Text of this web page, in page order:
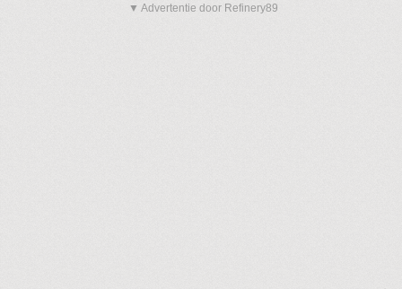
▼ Advertentie door Refinery89